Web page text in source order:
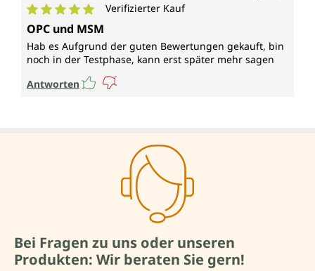
Durchschnittliche Bewertung von 5 von 5 Sternen
Verifizierter Kauf
OPC und MSM
Hab es Aufgrund der guten Bewertungen gekauft, bin
noch in der Testphase, kann erst später mehr sagen
Antworten
Bei Fragen zu uns oder unseren
Produkten: Wir beraten Sie gern!